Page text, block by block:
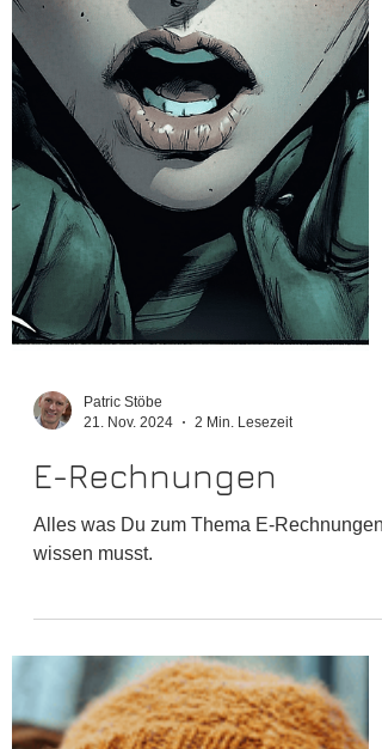
Patric Stöbe
21. Nov. 2024
Alles was Du zum Thema E-Rechnungen
wissen musst.